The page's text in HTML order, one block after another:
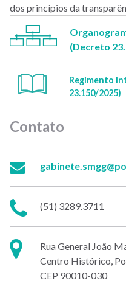
dos princípios da
(Decreto
Regimento
23.150/2025)
Contato
E-
Telefone:
(51) 3289.3711
Endereço:
Rua General João
Centro Histórico,
CEP 90010-030